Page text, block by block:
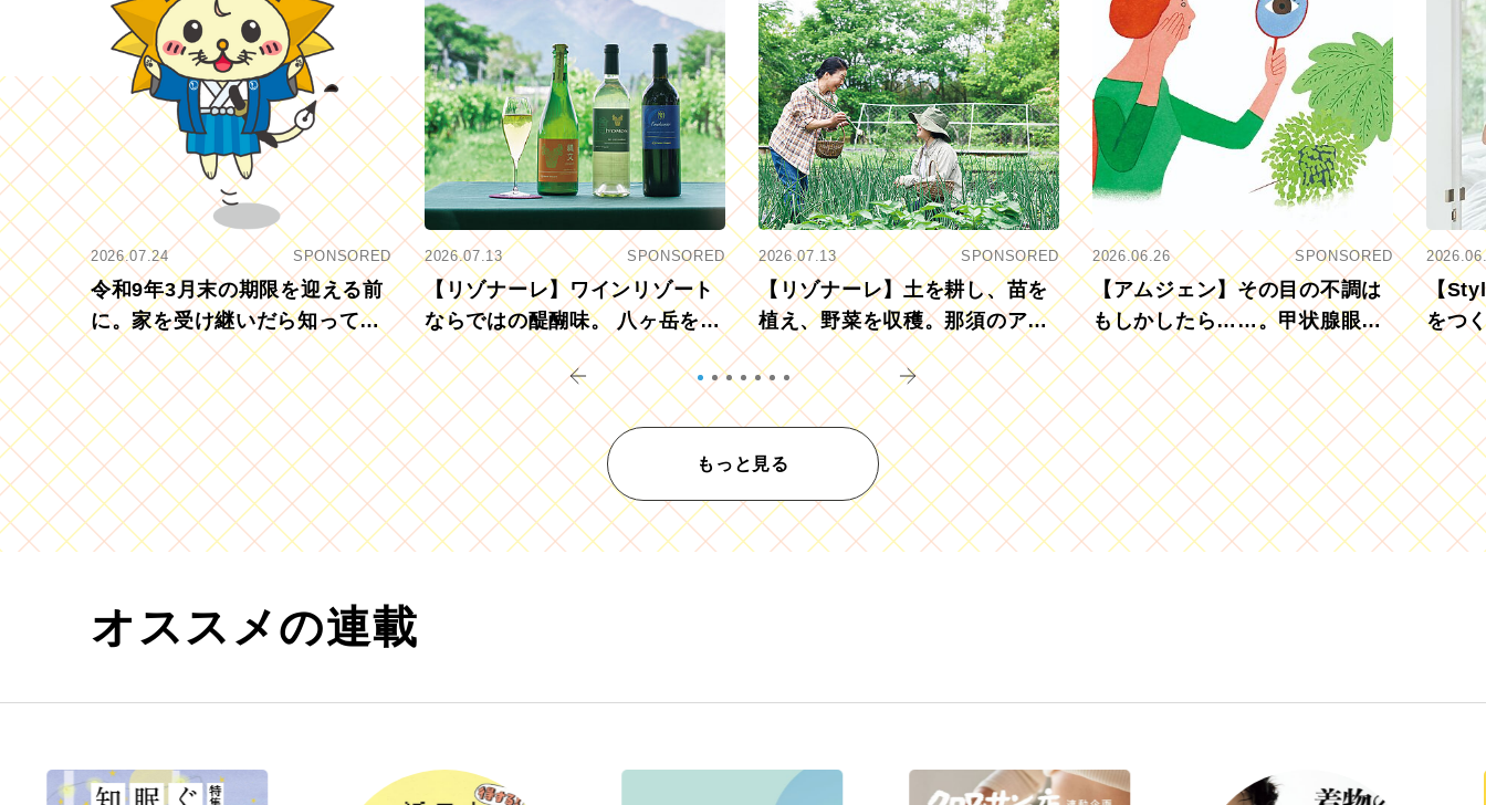
2026.07.24 SPONSORED
令和9年3月末の期限を迎える前
に。家を受け継いだら知ってお
きたい「相続登記の義務化」
2026.07.13 SPONSORED
【リゾナーレ】ワインリゾート
ならではの醍醐味。 八ヶ岳を望
むブドウ畑でアペロ
2026.07.13 SPONSORED
【リゾナーレ】土を耕し、苗を
植え、野菜を収穫。那須のアグ
リツーリズモを体験
2026.06.26 SPONSORED
【アムジェン】その目の不調は
もしかしたら……。甲状腺眼症
を知っていますか？
【
をつ
もっと見る
オススメの連載